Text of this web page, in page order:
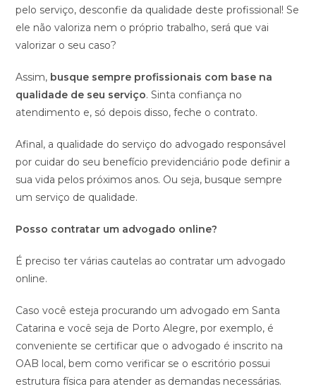
pelo serviço, desconfie da qualidade deste profissional! Se
ele não valoriza nem o próprio trabalho, será que vai
valorizar o seu caso?
Assim, busque sempre profissionais com base na
qualidade de seu serviço. Sinta confiança no
atendimento e, só depois disso, feche o contrato.
Afinal, a qualidade do serviço do advogado responsável
por cuidar do seu benefício previdenciário pode definir a
sua vida pelos próximos anos. Ou seja, busque sempre
um serviço de qualidade.
Posso contratar um advogado online?
É preciso ter várias cautelas ao contratar um advogado
online.
Caso você esteja procurando um advogado em Santa
Catarina e você seja de Porto Alegre, por exemplo, é
conveniente se certificar que o advogado é inscrito na
OAB local, bem como verificar se o escritório possui
estrutura física para atender as demandas necessárias.